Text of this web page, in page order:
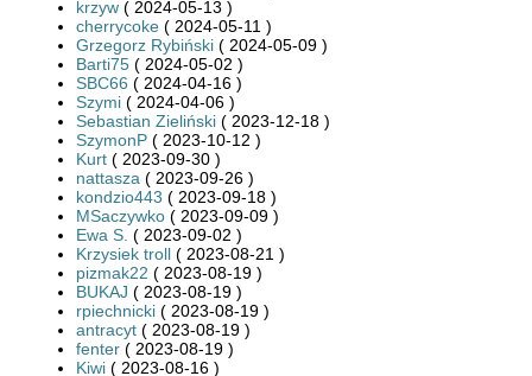
krzyw ( 2024-05-13 )
cherrycoke ( 2024-05-11 )
Grzegorz Rybiński ( 2024-05-09 )
Barti75 ( 2024-05-02 )
SBC66 ( 2024-04-16 )
Szymi ( 2024-04-06 )
Sebastian Zieliński ( 2023-12-18 )
SzymonP ( 2023-10-12 )
Kurt ( 2023-09-30 )
nattasza ( 2023-09-26 )
kondzio443 ( 2023-09-18 )
MSaczywko ( 2023-09-09 )
Ewa S. ( 2023-09-02 )
Krzysiek troll ( 2023-08-21 )
pizmak22 ( 2023-08-19 )
BUKAJ ( 2023-08-19 )
rpiechnicki ( 2023-08-19 )
antracyt ( 2023-08-19 )
fenter ( 2023-08-19 )
Kiwi ( 2023-08-16 )